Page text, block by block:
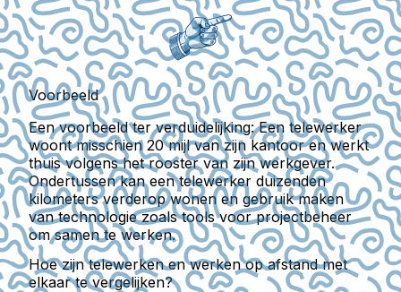
Voorbeeld
Een voorbeeld ter verduidelijking: Een telewerker
woont misschien 20 mijl van zijn kantoor en werkt
thuis volgens het rooster van zijn werkgever.
Ondertussen kan een telewerker duizenden
kilometers verderop wonen en gebruik maken
van technologie zoals tools voor projectbeheer
om samen te werken.
Hoe zijn telewerken en werken op afstand met
elkaar te vergelijken?